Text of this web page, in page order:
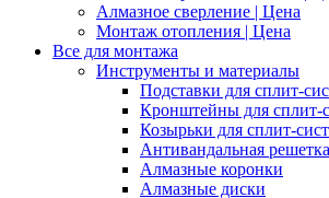
Алмазное сверление | Цена
Монтаж отопления | Цена
Все для монтажа
Инструменты и материалы
Подставки для сплит-
Кронштейны для сплит-
Козырьки для сплит-
Антивандальная
Алмазные коронки
Алмазные диски